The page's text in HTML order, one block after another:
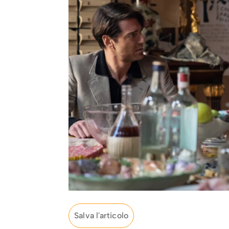
Salva l'articolo